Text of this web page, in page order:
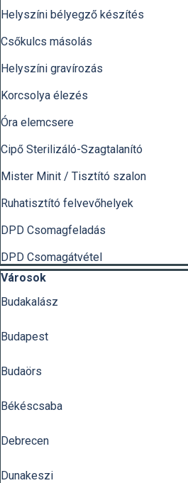
Helyszíni bélyegző készítés
Csőkulcs másolás
Helyszíni gravírozás
Korcsolya élezés
Óra elemcsere
Cipő Sterilizáló-Szagtalanító
Mister Minit / Tisztító szalon
Ruhatisztító felvevőhelyek
DPD Csomagfeladás
DPD Csomagátvétel
Kihagy blokk Városok
Városok
Budakalász
Budapest
Budaörs
Békéscsaba
Debrecen
Dunakeszi